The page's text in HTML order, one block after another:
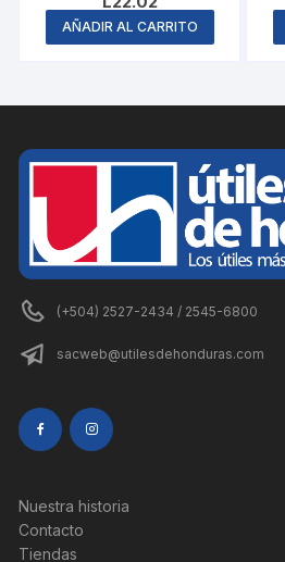
AÑADIR AL CARRITO
(+504) 2527-2434 / 2545-6800
sacweb@utilesdehonduras.com
Nuestra historia
Contacto
Tiendas